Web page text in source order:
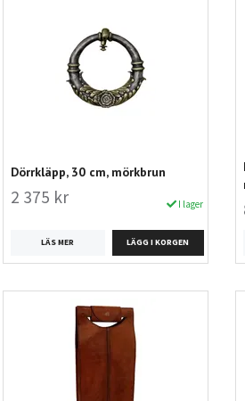
Dörrkläpp, 30 cm, mörkbrun
2 375 kr I lager
LÄS MER